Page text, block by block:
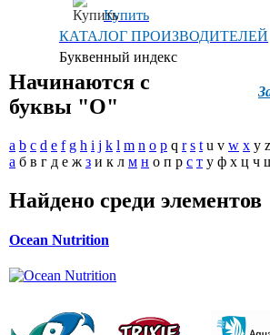
Купить
КАТАЛОГ ПРОИЗВОДИТЕЛЕЙ
Буквенный индекс
Начинаются с
буквы "O"
a b c d e f g h i j k l m n o p q r s t u v w x y z
а б в г д е ж з и к л м н о п р с т у ф х ц ч
Найдено среди элементов
Ocean Nutrition